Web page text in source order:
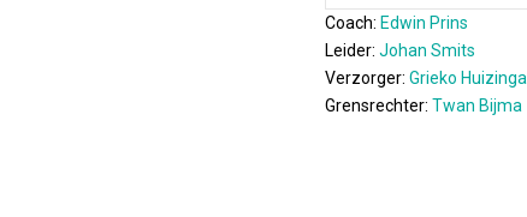
Coach: Edwin Prins
Leider: Johan Smits
Verzorger: Grieko Huizinga
Grensrechter: Twan Bijma